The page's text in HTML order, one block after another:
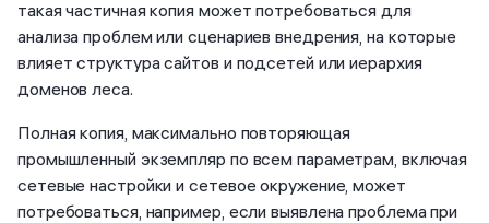
такая частичная копия может потребоваться для
анализа проблем или сценариев внедрения, на которые
влияет структура сайтов и подсетей или иерархия
доменов леса.
Полная копия, максимально повторяющая
промышленный экземпляр по всем параметрам, включая
сетевые настройки и сетевое окружение, может
потребоваться, например, если выявлена проблема при